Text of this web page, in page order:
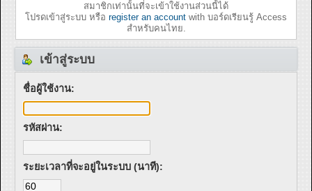
สมาชิกเท่านั้นที่จะเข้าใช้งานส่วนนี้ได้
โปรดเข้าสู่ระบบ หรือ register an account with บอร์ดเรียนรู้ Access
สำหรับคนไทย.
เข้าสู่ระบบ
ชื่อผู้ใช้งาน:
รหัสผ่าน:
ระยะเวลาที่จะอยู่ในระบบ (นาที):